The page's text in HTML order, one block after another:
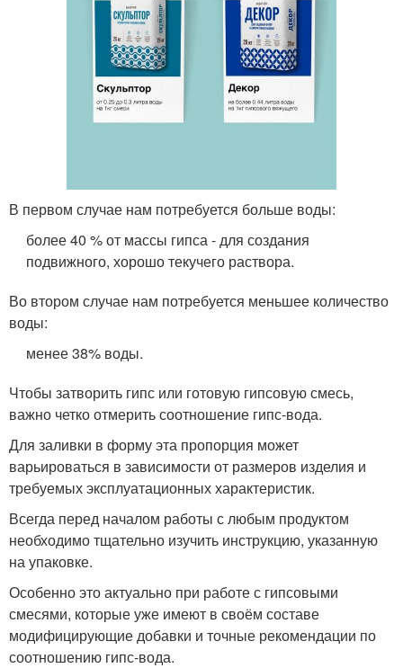
В первом случае нам потребуется больше воды:
более 40 % от массы гипса - для создания
подвижного, хорошо текучего раствора.
Во втором случае нам потребуется меньшее количество
воды:
менее 38% воды.
Чтобы затворить гипс или готовую гипсовую смесь,
важно четко отмерить соотношение гипс-вода.
Для заливки в форму эта пропорция может
варьироваться в зависимости от размеров изделия и
требуемых эксплуатационных характеристик.
Всегда перед началом работы с любым продуктом
необходимо тщательно изучить инструкцию, указанную
на упаковке.
Особенно это актуально при работе с гипсовыми
смесями, которые уже имеют в своём составе
модифицирующие добавки и точные рекомендации по
соотношению гипс-вода.